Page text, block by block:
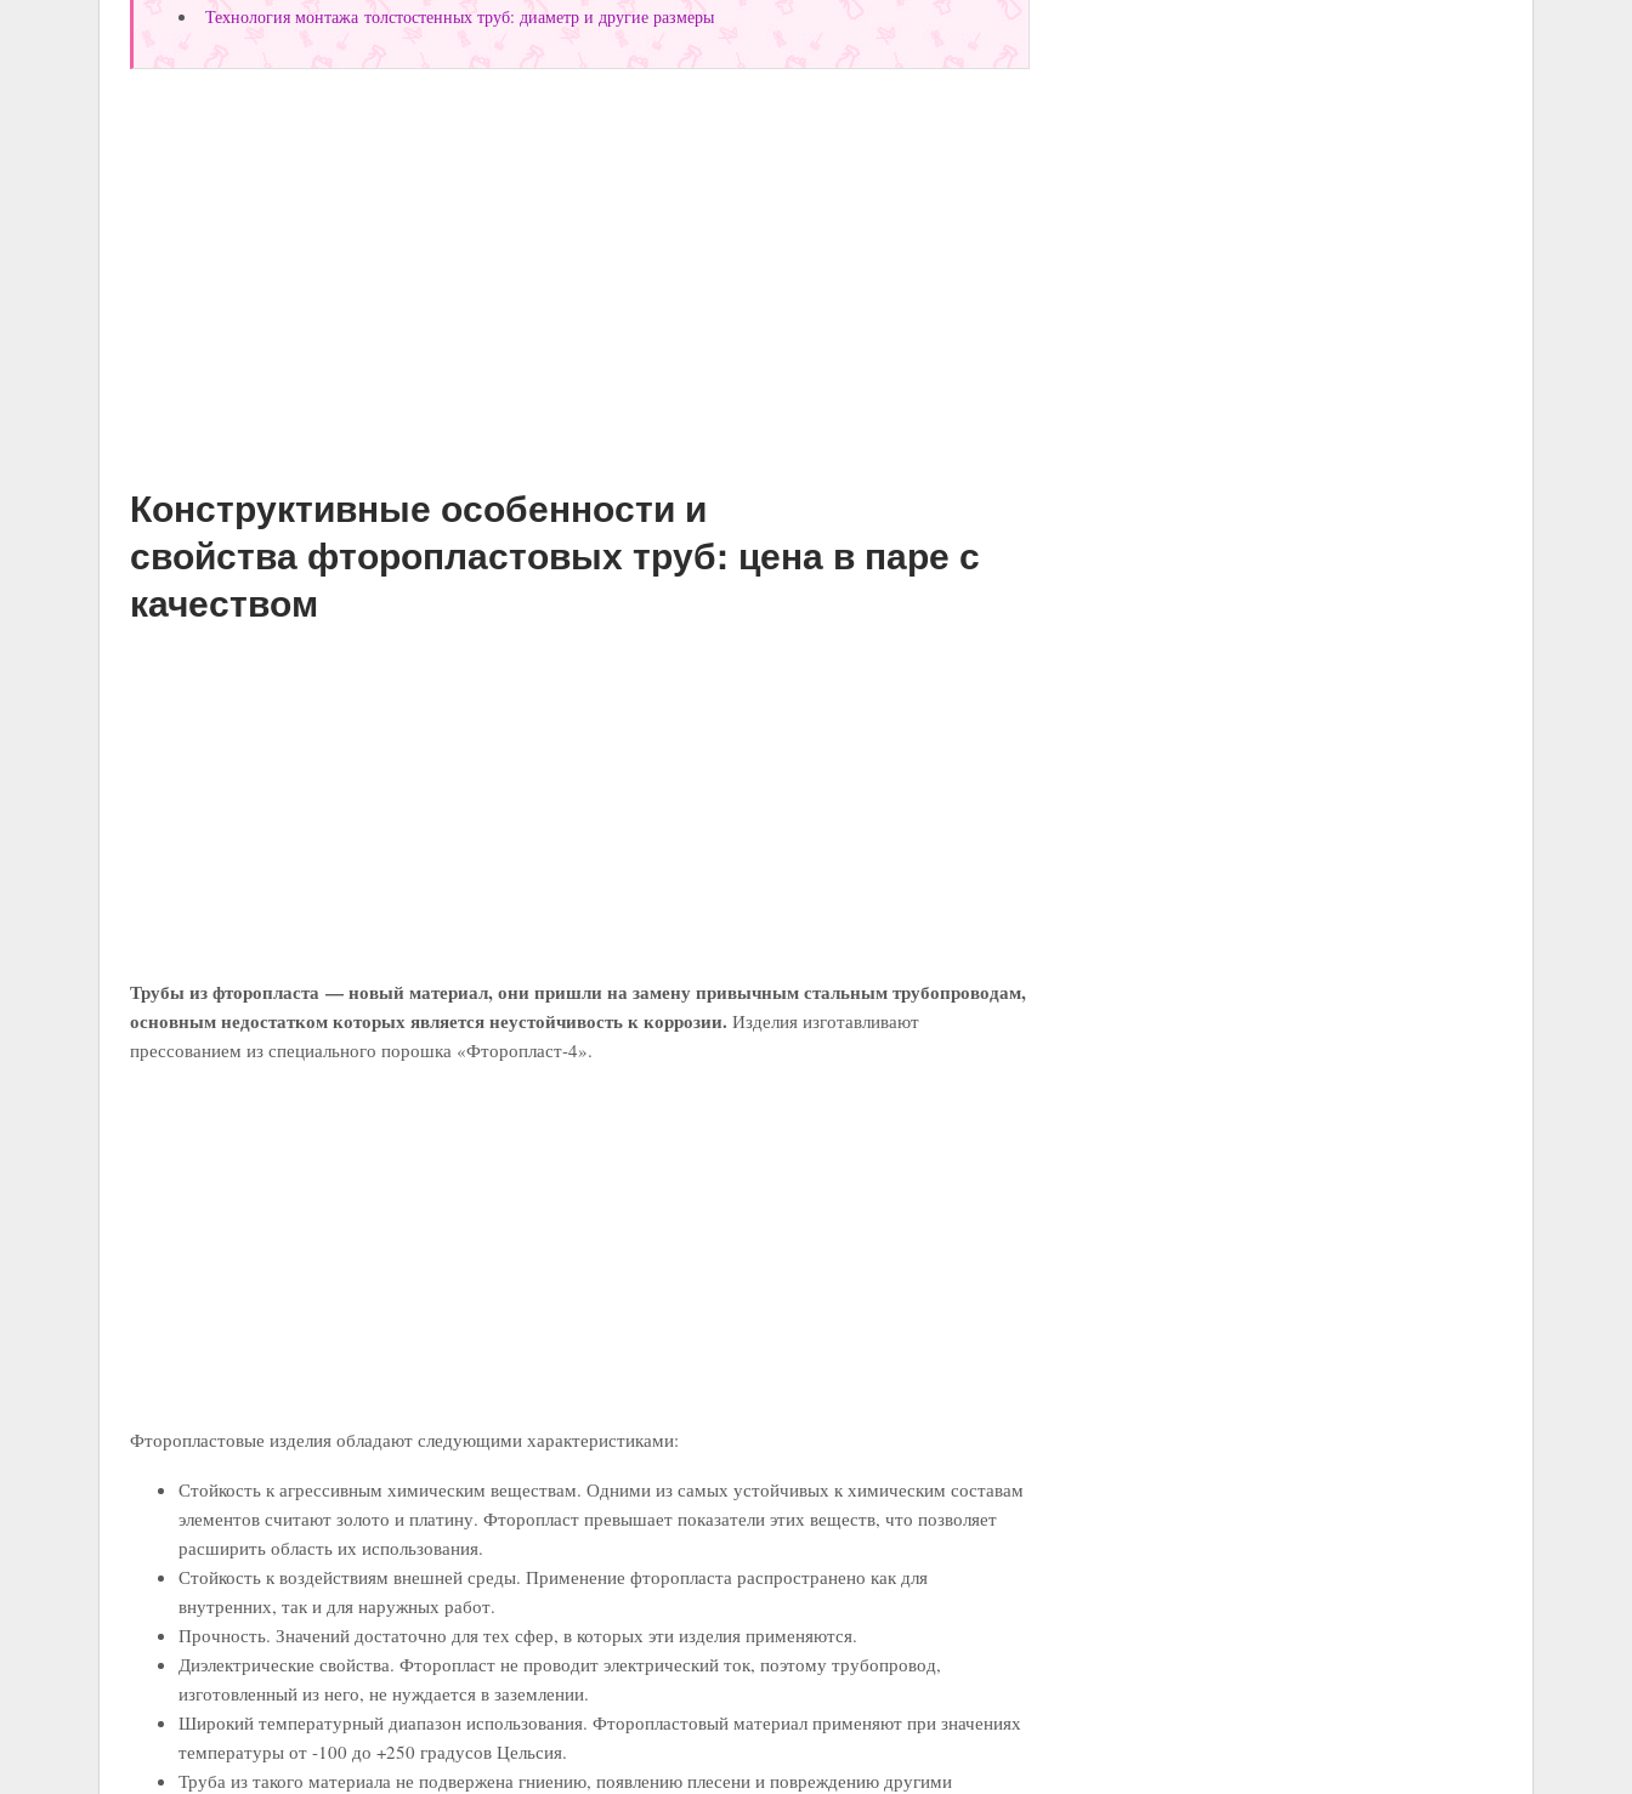
Технология монтажа толстостенных труб: диаметр и другие размеры
Конструктивные особенности и
свойства фторопластовых труб: цена в паре с
качеством
Трубы из фторопласта — новый материал, они пришли на замену привычным стальным трубопроводам,
основным недостатком которых является неустойчивость к коррозии. Изделия изготавливают
прессованием из специального порошка «Фторопласт-4».
Фторопластовые изделия обладают следующими характеристиками:
Стойкость к агрессивным химическим веществам. Одними из самых устойчивых к химическим составам
элементов считают золото и платину. Фторопласт превышает показатели этих веществ, что позволяет
расширить область их использования.
Стойкость к воздействиям внешней среды. Применение фторопласта распространено как для
внутренних, так и для наружных работ.
Прочность. Значений достаточно для тех сфер, в которых эти изделия применяются.
Диэлектрические свойства. Фторопласт не проводит электрический ток, поэтому трубопровод,
изготовленный из него, не нуждается в заземлении.
Широкий температурный диапазон использования. Фторопластовый материал применяют при значениях
температуры от -100 до +250 градусов Цельсия.
Труба из такого материала не подвержена гниению, появлению плесени и повреждению другими